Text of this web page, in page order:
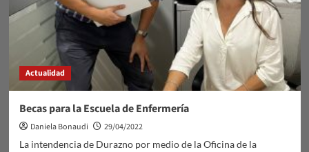
Actualidad
Becas para la Escuela de Enfermería
Daniela Bonaudi
29/04/2022
La intendencia de Durazno por medio de la Oficina de la